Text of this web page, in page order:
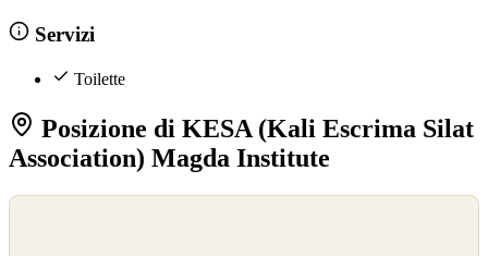
Servizi
Toilette
Posizione di KESA (Kali Escrima Silat
Association) Magda Institute